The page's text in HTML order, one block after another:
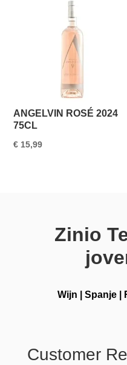
ANGELVIN ROSÉ 2024
75CL
€ 15,99
Zinio
Wijn Spanje|
Customer